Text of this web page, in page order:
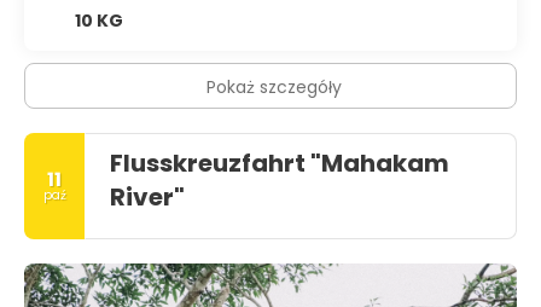
10 KG
Pokaż szczegóły
11
paź
Flusskreuzfahrt "Mahakam
River"